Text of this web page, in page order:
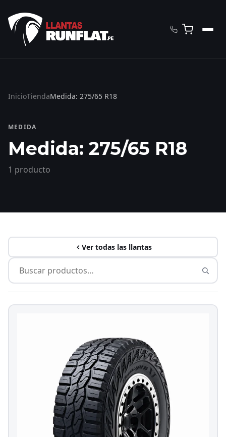
InicioTiendaMedida: 275/65 R18
MEDIDA
Medida: 275/65 R18
1 producto
Ver todas las llantas